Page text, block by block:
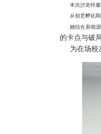
本次沙龙特
从创意孵化
她结合新能
的卡点与破
为在场校